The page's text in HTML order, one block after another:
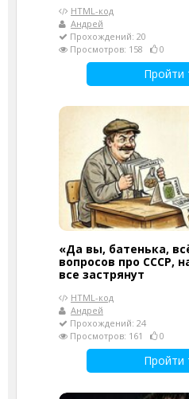
HTML-код
Андрей
Прохождений: 20
Просмотров: 158
0
Пройти
«Да вы, батенька,
вопросов про СССР,
все застрянут
HTML-код
Андрей
Прохождений: 24
Просмотров: 161
0
Пройти